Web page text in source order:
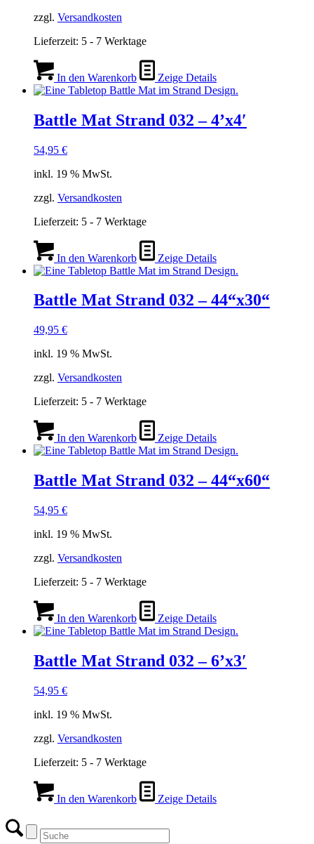
zzgl. Versandkosten
Lieferzeit: 5 - 7 Werktage
In den Warenkorb Zeige Details
Battle Mat Strand 032 – 4’x4′
54,95 €
inkl. 19 % MwSt.
zzgl. Versandkosten
Lieferzeit: 5 - 7 Werktage
In den Warenkorb Zeige Details
Battle Mat Strand 032 – 44“x30“
49,95 €
inkl. 19 % MwSt.
zzgl. Versandkosten
Lieferzeit: 5 - 7 Werktage
In den Warenkorb Zeige Details
Battle Mat Strand 032 – 44“x60“
54,95 €
inkl. 19 % MwSt.
zzgl. Versandkosten
Lieferzeit: 5 - 7 Werktage
In den Warenkorb Zeige Details
Battle Mat Strand 032 – 6’x3′
54,95 €
inkl. 19 % MwSt.
zzgl. Versandkosten
Lieferzeit: 5 - 7 Werktage
In den Warenkorb Zeige Details